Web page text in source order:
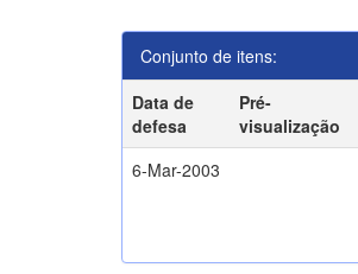
Conjunto de itens:
Data de
defesa
Pré-
visualização
6-Mar-2003